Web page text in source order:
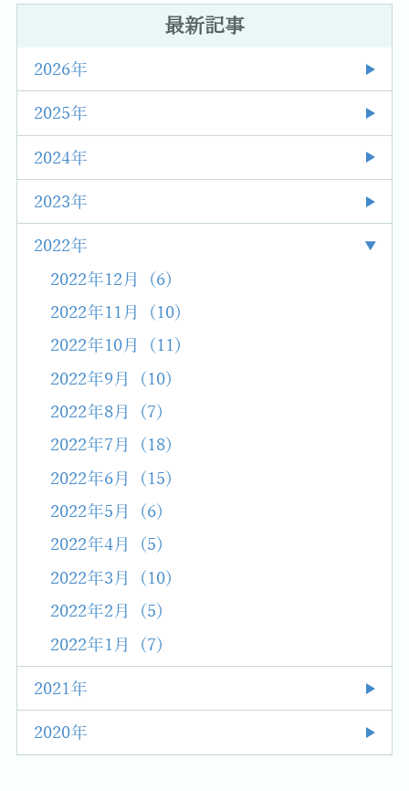
最新記事
2026年
2025年
2024年
2023年
2022年
2022年12月 (6)
2022年11月 (10)
2022年10月 (11)
2022年9月 (10)
2022年8月 (7)
2022年7月 (18)
2022年6月 (15)
2022年5月 (6)
2022年4月 (5)
2022年3月 (10)
2022年2月 (5)
2022年1月 (7)
2021年
2020年